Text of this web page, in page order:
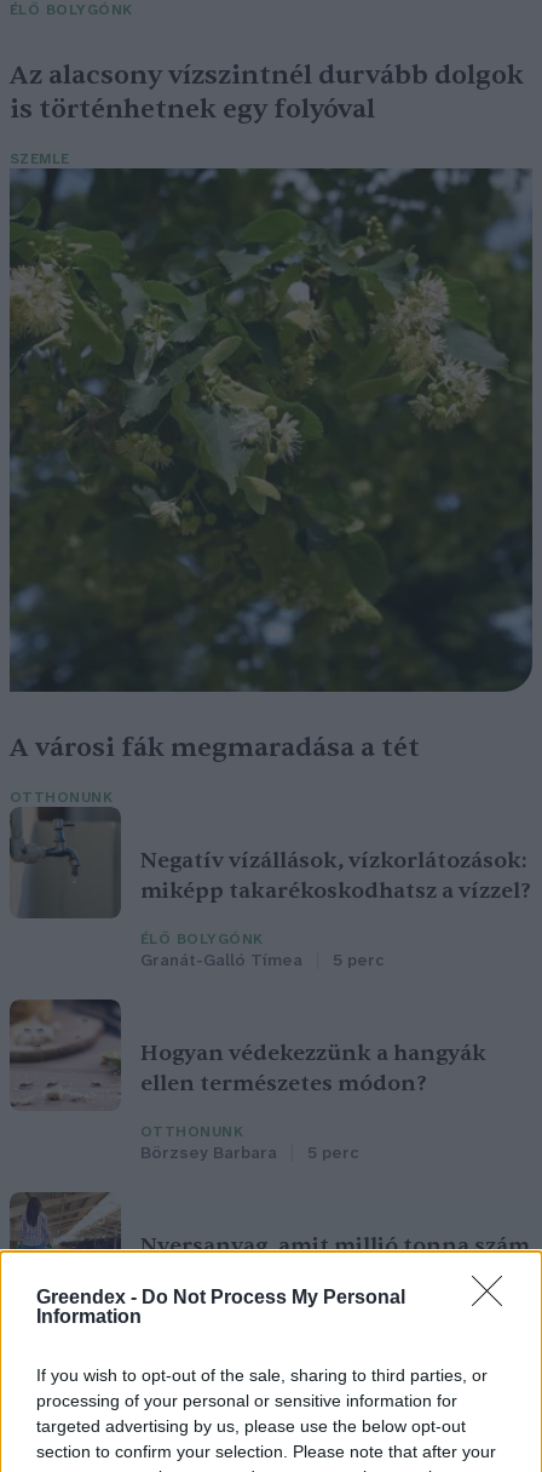
Greendex - Do Not Process My Personal
Information
If you wish to opt-out of the sale, sharing to third parties, or
processing of your personal or sensitive information for
targeted advertising by us, please use the below opt-out
section to confirm your selection. Please note that after your
ÉLŐ BOLYGÓNK
Az alacsony vízszintnél durvább dolgok
is történhetnek egy folyóval
SZEMLE
A városi fák megmaradása a tét
OTTHONUNK
Negatív vízállások, vízkorlátozások:
miképp takarékoskodhatsz a vízzel?
ÉLŐ BOLYGÓNK
Granát-Galló Tímea 5 perc
Hogyan védekezzünk a hangyák
ellen természetes módon?
OTTHONUNK
Börzsey Barbara 5 perc
Nyersanyag, amit millió tonna szám
pazarolunk el, holott több fronton
is segíteni az élelmiszertermelést
Greendex 4 perc